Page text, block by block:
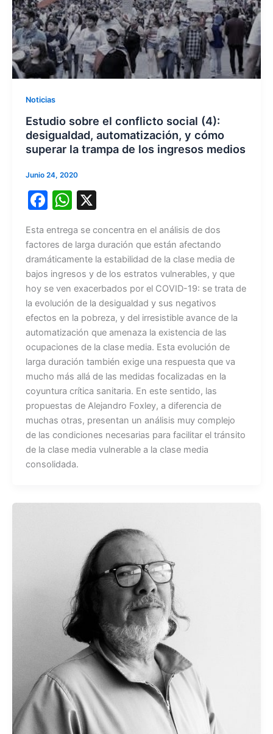
Noticias
Estudio sobre el conflicto social (4):
desigualdad, automatización, y cómo
superar la trampa de los ingresos medios
Junio 24, 2020
F
c
e
b
o
o
k
W
at
s
A
p
p
X
Esta entrega se concentra en el análisis de dos
factores de larga duración que están afectando
dramáticamente la estabilidad de la clase media de
bajos ingresos y de los estratos vulnerables, y que
hoy se ven exacerbados por el COVID-19: se trata de
la evolución de la desigualdad y sus negativos
efectos en la pobreza, y del irresistible avance de la
automatización que amenaza la existencia de las
ocupaciones de la clase media. Esta evolución de
larga duración también exige una respuesta que va
mucho más allá de las medidas focalizadas en la
coyuntura crítica sanitaria. En este sentido, las
propuestas de Alejandro Foxley, a diferencia de
muchas otras, presentan un análisis muy complejo
de las condiciones necesarias para facilitar el tránsito
de la clase media vulnerable a la clase media
consolidada.